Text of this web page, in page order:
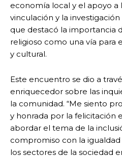
economía local y el apoyo
vinculación y la
que destacó la importancia
religioso como una vía para
y cultural.
Este encuentro se dio a
enriquecedor sobre las
la comunidad. “Me siento
y honrada por la felicitación
abordar el tema de la
compromiso con la
los sectores de la sociedad